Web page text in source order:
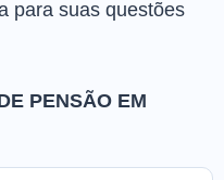
para suas questões
PENSÃO EM